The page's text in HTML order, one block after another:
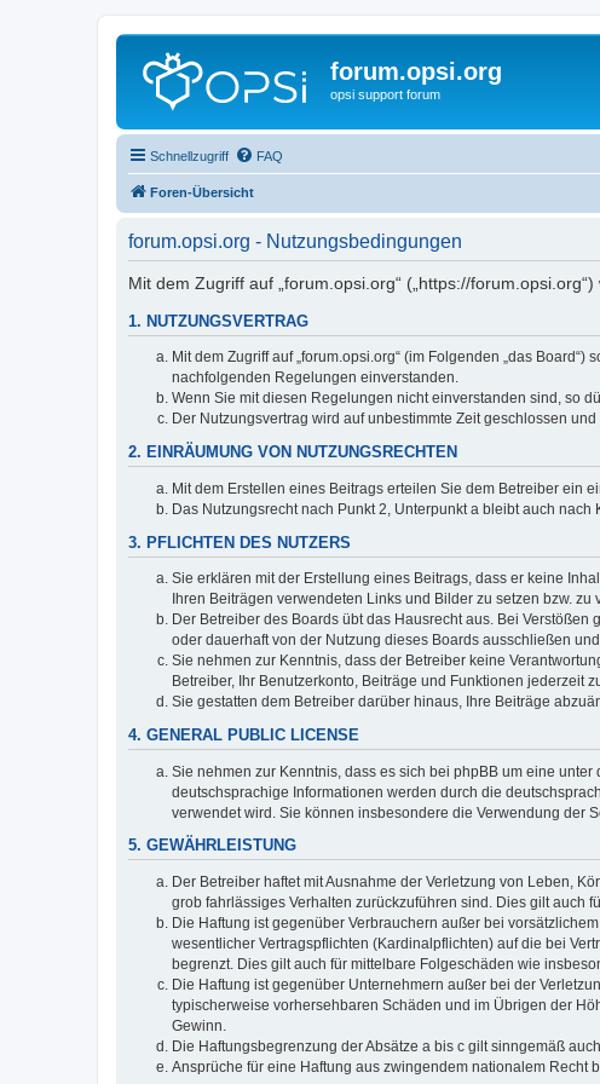
forum.opsi.org
opsi support forum
Schnellzugriff FAQ
Foren-Übersicht
forum.opsi.org - Nutzungsbedingungen
Mit dem Zugriff auf „forum.opsi.org“ („https://
1. NUTZUNGSVERTRAG
Mit dem Zugriff auf „forum.opsi.org“ (im Folgenden „das
nachfolgenden Regelungen einverstanden.
Wenn Sie mit diesen Regelungen nicht einverstanden sind, so
Der Nutzungsvertrag wird auf unbestimmte Zeit geschlossen
2. EINRÄUMUNG VON NUTZUNGSRECHTEN
Mit dem Erstellen eines Beitrags erteilen Sie dem Betreiber ein
Das Nutzungsrecht nach Punkt 2, Unterpunkt a bleibt auch
3. PFLICHTEN DES NUTZERS
Sie erklären mit der Erstellung eines Beitrags, dass er keine
Ihren Beiträgen verwendeten Links und Bilder zu setzen bzw. zu
Der Betreiber des Boards übt das Hausrecht aus. Bei
oder dauerhaft von der Nutzung dieses Boards ausschließen
Sie nehmen zur Kenntnis, dass der Betreiber keine
Betreiber, Ihr Benutzerkonto, Beiträge und Funktionen jederzeit
Sie gestatten dem Betreiber darüber hinaus, Ihre Beiträge
4. GENERAL PUBLIC LICENSE
Sie nehmen zur Kenntnis, dass es sich bei phpBB um eine unter
deutschsprachige Informationen werden durch die
verwendet wird. Sie können insbesondere die Verwendung der
5. GEWÄHRLEISTUNG
Der Betreiber haftet mit Ausnahme der Verletzung von Leben,
grob fahrlässiges Verhalten zurückzuführen sind. Dies gilt auch
Die Haftung ist gegenüber Verbrauchern außer bei
wesentlicher Vertragspflichten (Kardinalpflichten) auf die bei
begrenzt. Dies gilt auch für mittelbare Folgeschäden wie
Die Haftung ist gegenüber Unternehmern außer bei der
typischerweise vorhersehbaren Schäden und im Übrigen der
Gewinn.
Die Haftungsbegrenzung der Absätze a bis c gilt sinngemäß
Ansprüche für eine Haftung aus zwingendem nationalem Recht